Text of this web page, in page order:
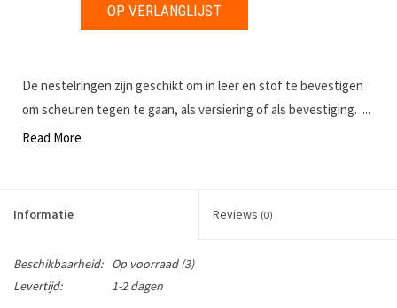
OP VERLANGLIJST
De nestelringen zijn geschikt om in leer en stof te bevestigen
om scheuren tegen te gaan, als versiering of als bevestiging. ...
Read More
Informatie Reviews (0)
Beschikbaarheid: Op voorraad(3)
Levertijd:
1-2 dagen